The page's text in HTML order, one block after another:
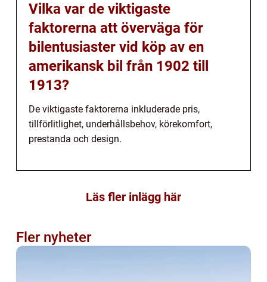
Vilka var de viktigaste
faktorerna att överväga för
bilentusiaster vid köp av en
amerikansk bil från 1902 till
1913?
De viktigaste faktorerna inkluderade pris,
tillförlitlighet, underhållsbehov, körekomfort,
prestanda och design.
Läs fler inlägg här
Fler nyheter